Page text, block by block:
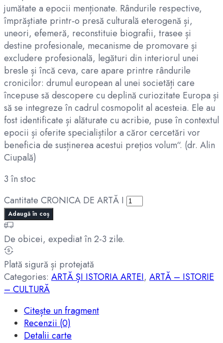
jumătate a epocii menționate. Rândurile respective,
împrăștiate printr‑o presă culturală eterogenă și,
uneori, efemeră, reconstituie biografii, trasee și
destine profesionale, mecanisme de promovare și
excludere profesională, legături din interiorul unei
bresle și încă ceva, care apare printre rândurile
cronicilor: drumul european al unei societăți care
începuse să descopere cu deplină curiozitate Europa și
să se integreze în cadrul cosmopolit al acesteia. Ele au
fost identificate și alăturate cu acribie, puse în contextul
epocii și oferite specialiștilor a căror cercetări vor
beneficia de susținerea acestui prețios volum“. (dr. Alin
Ciupală)
3 în stoc
Cantitate CRONICA DE ARTĂ I
Adaugă în coș
De obicei, expediat în 2-3 zile.
Plată sigură și protejată
Categories: ARTĂ ȘI ISTORIA ARTEI, ARTĂ – ISTORIE
– CULTURĂ
Citește un fragment
Recenzii (0)
Detalii carte